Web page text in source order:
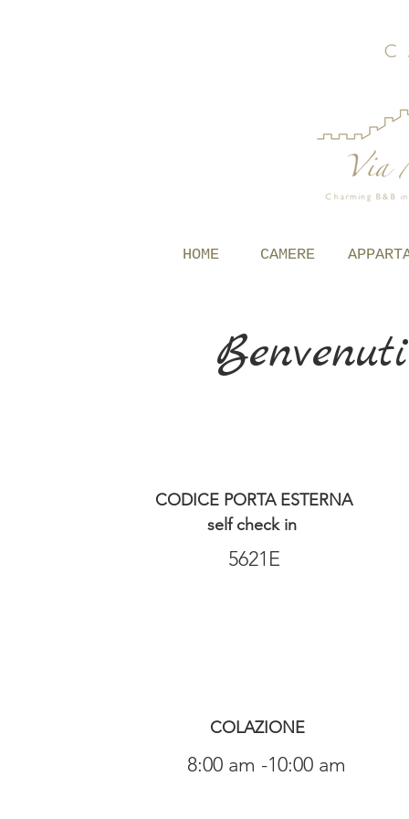
CODICE PORTA ESTERNA
self check in
5621E
COLAZIONE
8:00 am -10:00 am
HOME CAMERE